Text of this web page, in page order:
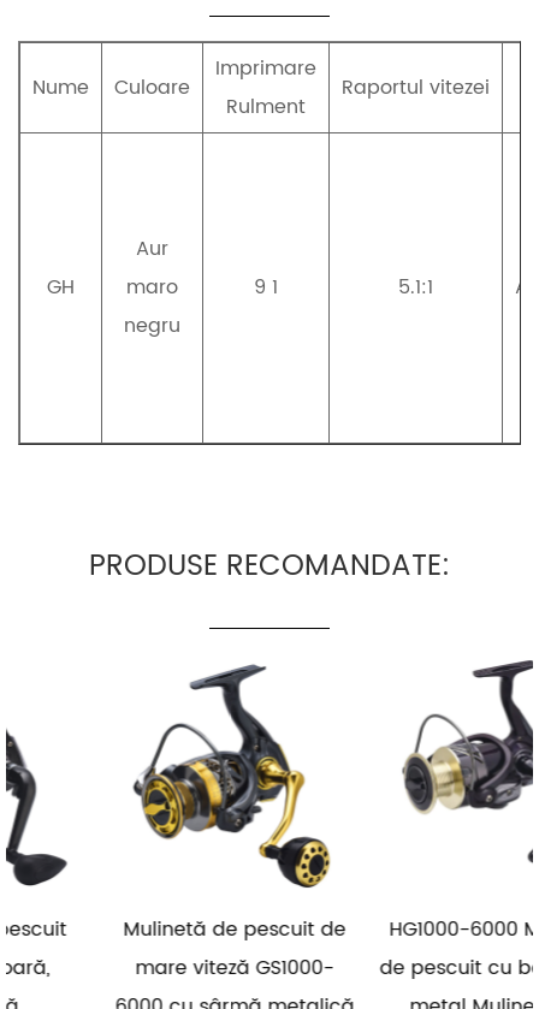
Nume Culoare
Imprimare
Rulment
Raportul vitezei
GH
Aur
maro
negru
9 1 5.1:1
PRODUSE RECOMANDATE:
Mulinetă de pescuit de
mare viteză GS1000-
HG1000-6000 Mulinetă
de pescuit cu bobină de